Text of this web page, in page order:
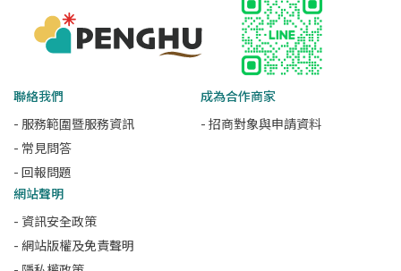
聯絡我們
- 服務範圍暨服務資訊
- 常見問答
- 回報問題
成為合作商家
- 招商對象與申請資料
網站聲明
- 資訊安全政策
- 網站版權及免責聲明